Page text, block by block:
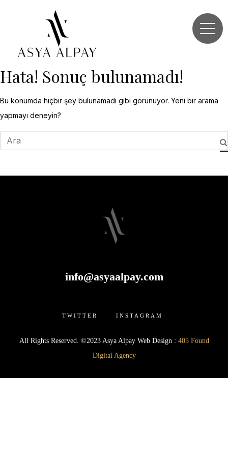
Hata! Sonuç bulunamadı!
Bu konumda hiçbir şey bulunamadı gibi görünüyor. Yeni bir arama
yapmayı deneyin?
info@asyaalpay.com
All Rights Reserved. ©2023 Asya Alpay Web Design : 405 Found
Digital Agency
TWITTER INSTAGRAM